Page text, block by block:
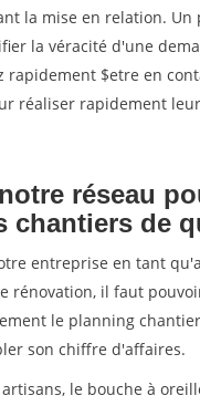
la mise en relation. Un
la véracité d'une
rapidement $etre en
réaliser rapidement
réseau
chantiers de
entreprise en tant
rénovation, il faut
le planning
son chiffre d'affaires.
le bouche à